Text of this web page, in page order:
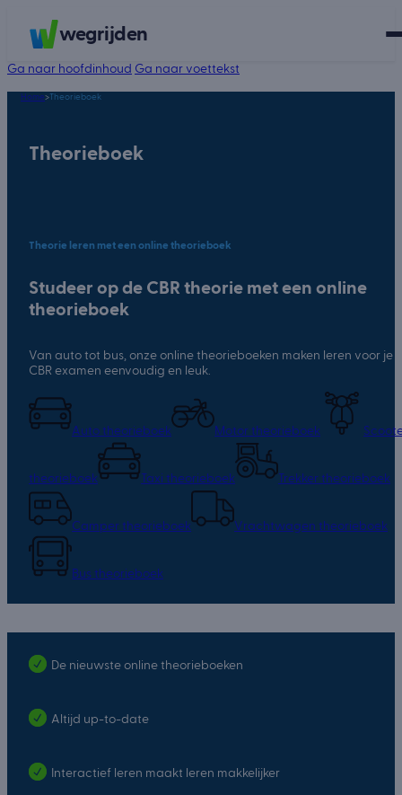
wegrijden
Ga naar hoofdinhoud Ga naar voettekst
Home>Theorieboek
Theorieboek
Theorie leren met een online theorieboek
Studeer op de CBR theorie met een online
theorieboek
Van auto tot bus, onze online theorieboeken maken leren voor je
CBR examen eenvoudig en leuk.
Auto theorieboek Motor theorieboek
theorieboek Taxi theorieboek Trekker theorieboek
Camper theorieboek Vrachtwagen theorieboek
Bus theorieboek
De nieuwste online theorieboeken
Altijd up-to-date
Interactief leren maakt leren makkelijker